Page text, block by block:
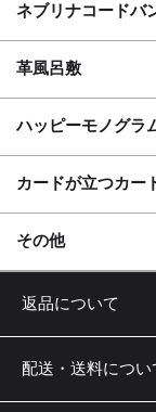
ネブリナコードバ
革風呂敷
ハッピーモノグラ
カードが立つカー
その他
返品について
配送・送料につい